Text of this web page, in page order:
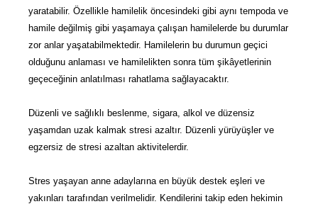
yaratabilir. Özellikle hamilelik öncesindeki gibi aynı tempoda ve
hamile değilmiş gibi yaşamaya çalışan hamilelerde bu durumlar
zor anlar yaşatabilmektedir. Hamilelerin bu durumun geçici
olduğunu anlaması ve hamilelikten sonra tüm şikâyetlerinin
geçeceğinin anlatılması rahatlama sağlayacaktır.
Düzenli ve sağlıklı beslenme, sigara, alkol ve düzensiz
yaşamdan uzak kalmak stresi azaltır. Düzenli yürüyüşler ve
egzersiz de stresi azaltan aktivitelerdir.
Stres yaşayan anne adaylarına en büyük destek eşleri ve
yakınları tarafından verilmelidir. Kendilerini takip eden hekimin